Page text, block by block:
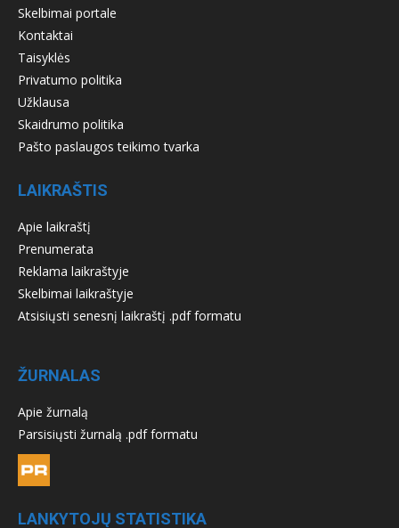
Skelbimai portale
Kontaktai
Taisyklės
Privatumo politika
Užklausa
Skaidrumo politika
Pašto paslaugos teikimo tvarka
LAIKRAŠTIS
Apie laikraštį
Prenumerata
Reklama laikraštyje
Skelbimai laikraštyje
Atsisiųsti senesnį laikraštį .pdf formatu
ŽURNALAS
Apie žurnalą
Parsisiųsti žurnalą .pdf formatu
LANKYTOJŲ STATISTIKA